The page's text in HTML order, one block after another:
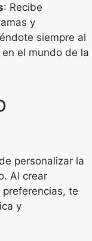
: Recibe
y
siempre al
el mundo de la
personalizar la
Al crear
te
y